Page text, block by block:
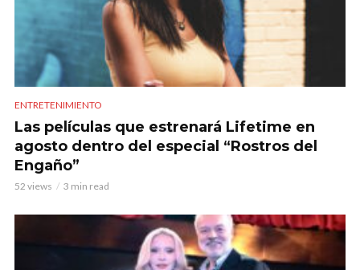
ENTRETENIMIENTO
Las películas que estrenará Lifetime en
agosto dentro del especial “Rostros del
Engaño”
52 views 3 min read